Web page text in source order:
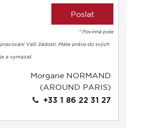
* Povinná pole
Vaší žádosti. Máte právo do svých
a vymazat.
Morgane NORMAND
(AROUND PARIS)
+33 1 86 22 31 27